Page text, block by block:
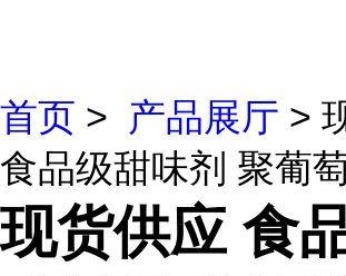
首页 > 产品展厅 >
食品级甜味剂 聚葡
现货供应 食